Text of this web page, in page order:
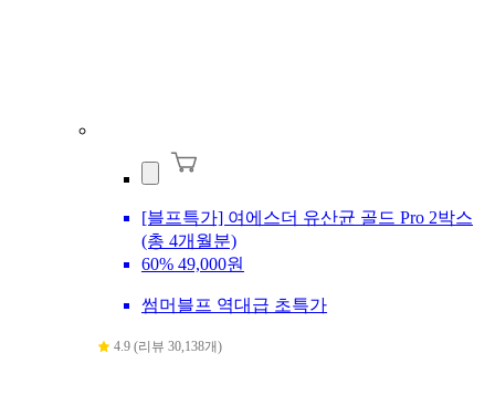
[블프특가] 여에스더 유산균 골드 Pro 2박스
(총 4개월분)
60% 49,000원
썸머블프 역대급 초특가
4.9 (리뷰 30,138개)